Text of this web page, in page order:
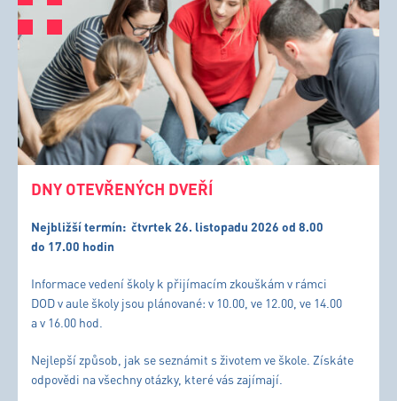
DNY OTEVŘENÝCH DVEŘÍ
Nejbližší termín: čtvrtek 26. listopadu 2026 od 8.00
do 17.00 hodin
Informace vedení školy k přijímacím zkouškám v rámci
DOD v aule školy jsou plánované: v 10.00, ve 12.00, ve 14.00
a v 16.00 hod.
Nejlepší způsob, jak se seznámit s životem ve škole. Získáte
odpovědi na všechny otázky, které vás zajímají.